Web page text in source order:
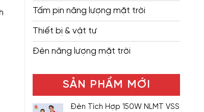
Tấm pin năng lượng mặt trời
Thiết bị & vật tư
Đèn năng lượng mặt trời
SẢN PHẨM MỚI
Đèn Tích Hợp 150W NLMT VSS